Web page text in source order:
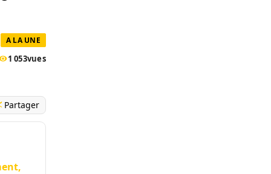
A LA UNE
1 053vues
Partager